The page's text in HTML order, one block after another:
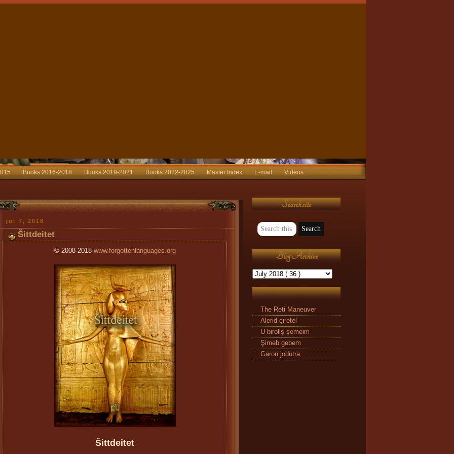
Books 2016-2018 Books 2019-2021 Books 2022-2025 Master Index E-mail
Videos
jul 7, 2018
Šittdeitet
© 2008-2018 www.forgottenlanguages.org
Šittdeitet
Search site
Blog Archive
The Reti Maneuver
Alerid çiretel
U biroliş şemeim
Şimeb gebem
Gaŗon jodutra